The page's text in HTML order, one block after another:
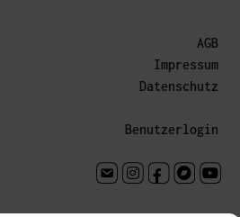
AGB
Impressum
Datenschutz
Benutzerlogin
Kontaktinstagram.com
facebook.com